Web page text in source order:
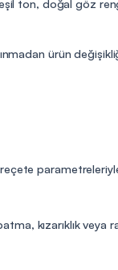
ürün
kızarıklık veya